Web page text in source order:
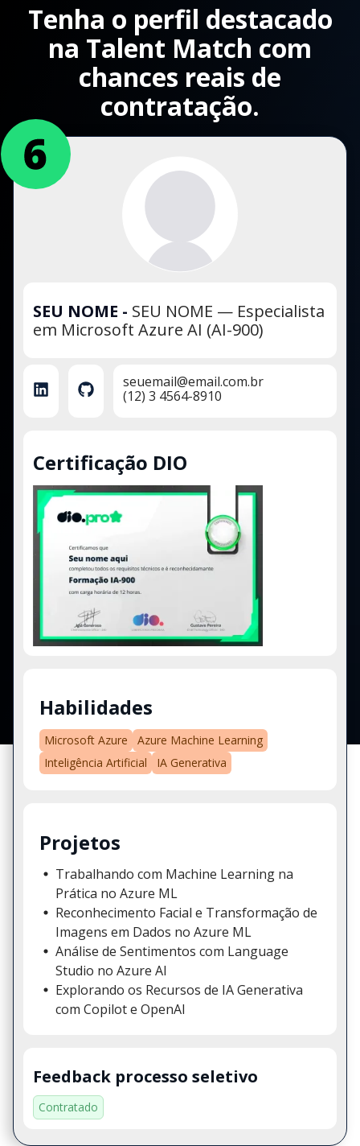
Tenha o perfil destacado
na Talent Match com
chances reais de
contratação.
SEU NOME - SEU NOME — Especialista
em Microsoft Azure AI (AI-900)
seuemail@email.com.br
(12) 3 4564-8910
Certificação DIO
Habilidades
Microsoft Azure
Azure Machine Learning
Inteligência Artificial
IA Generativa
Projetos
Trabalhando com Machine Learning na
Prática no Azure ML
Reconhecimento Facial e Transformação de
Imagens em Dados no Azure ML
Análise de Sentimentos com Language
Studio no Azure AI
Explorando os Recursos de IA Generativa
com Copilot e OpenAI
Feedback processo seletivo
Contratado